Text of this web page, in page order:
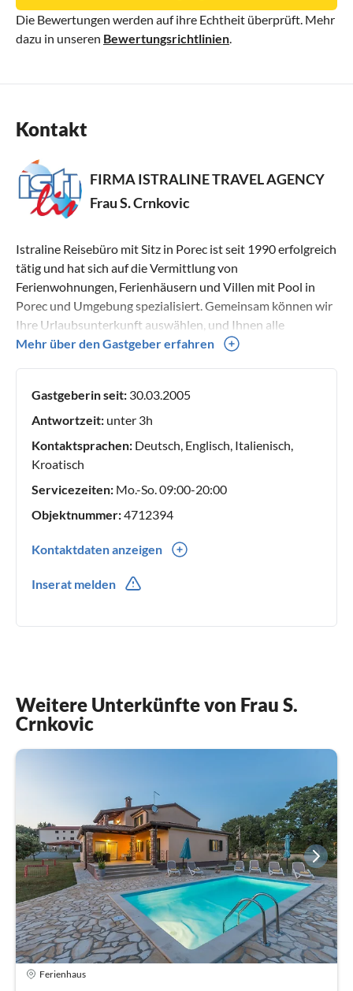
Die Bewertungen werden auf ihre Echtheit überprüft. Mehr
dazu in unseren Bewertungsrichtlinien
Kontakt
FIRMA ISTRALINE TRAVEL AGENCY
Frau S. Crnkovic
Istraline Reisebüro mit Sitz in Porec ist seit 1990 erfolgreich
tätig und hat sich auf die Vermittlung von
Ferienwohnungen, Ferienhäusern und Villen mit Pool in
Porec und Umgebung spezialisiert. Gemeinsam können wir
Ihre Urlaubsunterkunft auswählen, und Ihnen alle
erforderlichen Informationen, Broschüren und
persönlich in unserem Büro im Porec, oder telefonisch und
per e-mail zur Verfügung. Buchen Sie mit Vertrauen Ihr
verbringen Sie einen entspannten Urlaub! Istraline team
Mehr über den Gastgeber erfahren
Gastgeberin seit: 30.03.2005
Antwortzeit: unter 3h
Kontaktsprachen: Deutsch, Englisch, Italienisch,
Kroatisch
Servicezeiten: Mo.-So. 09:00-20:00
Objektnummer:4712394
Kontaktdaten anzeigen
Inserat melden
Weitere Unterkünfte von Frau S.
Crnkovic
Ferienhaus